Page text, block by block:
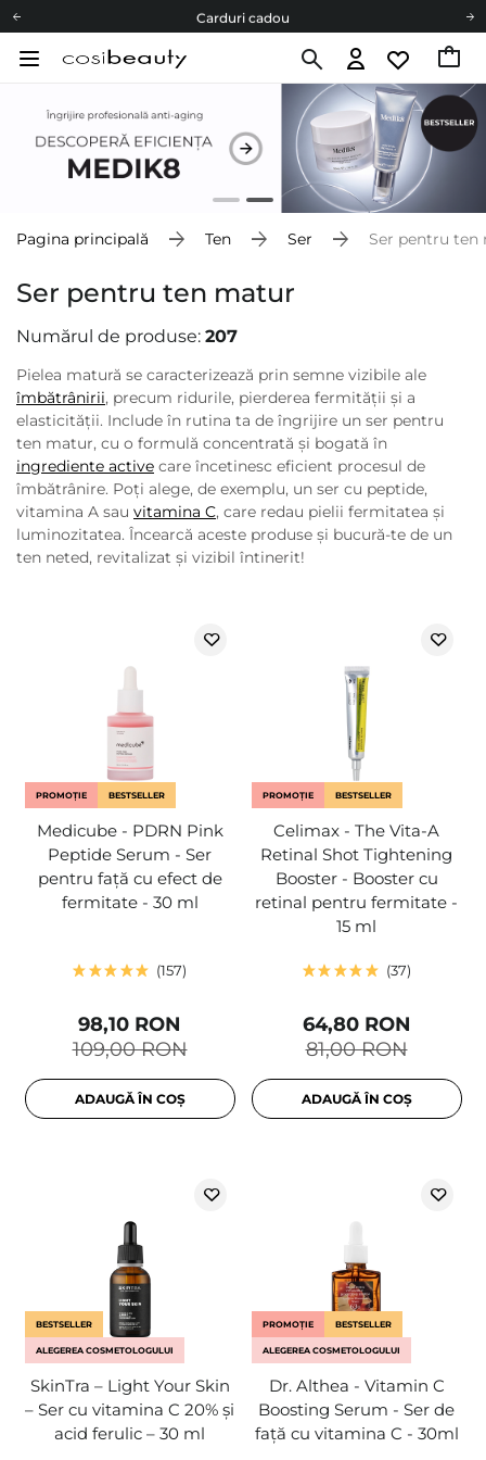
Carduri cadou
Livrare mai ieftină pentru comenzile de la 150 RON!
Carduri cadou
Livrare mai ieftină pentru comenzile de la 150 RON!
Pagina principală Ten Ser Ser pentru ten
Ser pentru ten matur
Numărul de produse: 207
Pielea matură se caracterizează prin semne vizibile ale
îmbătrânirii, precum ridurile, pierderea fermității și a
elasticității. Include în rutina ta de îngrijire un ser pentru
ten matur, cu o formulă concentrată și bogată în
ingrediente active care încetinesc eficient procesul de
îmbătrânire. Poți alege, de exemplu, un ser cu peptide,
vitamina A sau vitamina C, care redau pielii fermitatea și
luminozitatea. Încearcă aceste produse și bucură-te de un
ten neted, revitalizat și vizibil întinerit!
PROMOȚIE BESTSELLER
Medicube - PDRN Pink
Peptide Serum - Ser
pentru față cu efect de
fermitate - 30 ml
157
109,00 RON
98,10 RON
ADAUGĂ ÎN COȘ
PROMOȚIE BESTSELLER
Celimax - The Vita-A
Retinal Shot Tightening
Booster - Booster cu
retinal pentru fermitate -
15 ml
37
81,00 RON
64,80 RON
ADAUGĂ ÎN COȘ
BESTSELLER
ALEGEREA COSMETOLOGULUI
SkinTra – Light Your Skin
– Ser cu vitamina C 20% și
acid ferulic – 30 ml
PROMOȚIE BESTSELLER
ALEGEREA COSMETOLOGULUI
Dr. Althea - Vitamin C
Boosting Serum - Ser de
față cu vitamina C - 30ml